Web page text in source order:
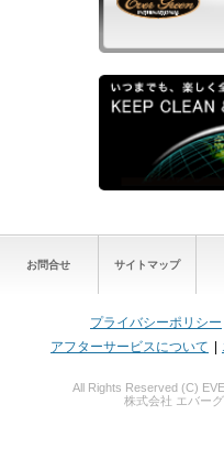
お問合せ サイトマップ
プライバシーポリシー
アフターサービスについて
All Rights Reserved (C)
株式会社 エバー